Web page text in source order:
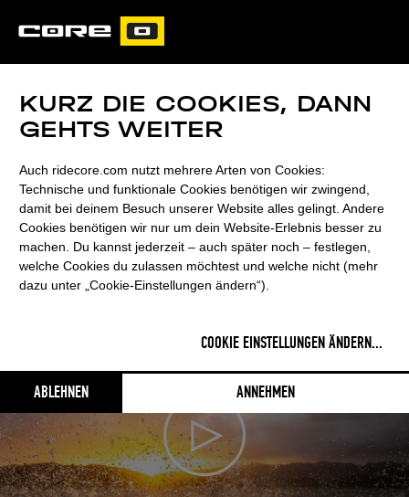
CARVED
KURZ DIE COOKIES, DANN
GEHTS WEITER
Auch ridecore.com nutzt mehrere Arten von Cookies:
Technische und funktionale Cookies benötigen wir zwingend,
damit bei deinem Besuch unserer Website alles gelingt. Andere
Cookies benötigen wir nur um dein Website-Erlebnis besser zu
machen. Du kannst jederzeit – auch später noch – festlegen,
welche Cookies du zulassen möchtest und welche nicht (mehr
dazu unter „Cookie-Einstellungen ändern“).
COOKIE EINSTELLUNGEN ÄNDERN...
ABLEHNEN ANNEHMEN